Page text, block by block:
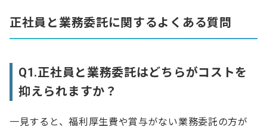
正社員と業務委託に関するよくある質問
Q1.正社員と業務委託はどちらがコストを
抑えられますか？
一見すると、福利厚生費や賞与がない業務委託の方が